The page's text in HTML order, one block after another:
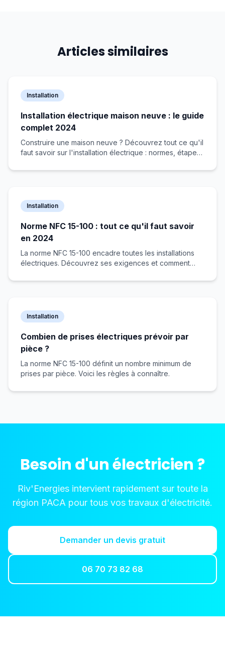
Articles similaires
Installation
Installation électrique maison neuve : le guide
complet 2024
Construire une maison neuve ? Découvrez tout ce qu'il
faut savoir sur l'installation électrique : normes, étapes
Installation
Norme NFC 15-100 : tout ce qu'il faut savoir
en 2024
La norme NFC 15-100 encadre toutes les installations
électriques. Découvrez ses exigences et comment
Installation
Combien de prises électriques prévoir par
pièce ?
La norme NFC 15-100 définit un nombre minimum de
prises par pièce. Voici les règles à connaître.
Besoin d'un électricien ?
Riv'Energies intervient rapidement sur toute la
région PACA pour tous vos travaux d'électricité.
Demander un devis gratuit
06 70 73 82 68